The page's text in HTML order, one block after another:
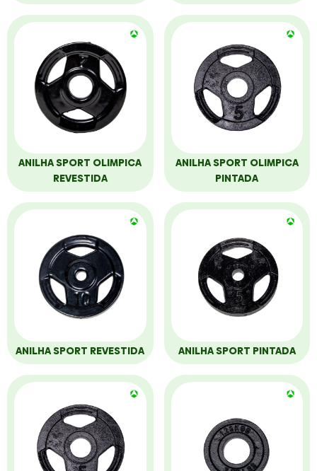
ANILHA SPORT OLIMPICA
REVESTIDA
ANILHA SPORT OLIMPICA
PINTADA
ANILHA SPORT REVESTIDA ANILHA SPORT PINTADA